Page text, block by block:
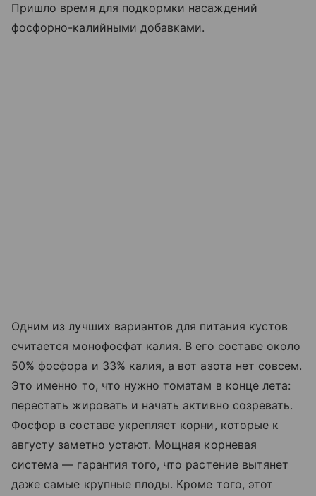
Пришло время для подкормки насаждений
фосфорно-калийными добавками.
Одним из лучших вариантов для питания кустов
считается монофосфат калия. В его составе около
50% фосфора и 33% калия, а вот азота нет совсем.
Это именно то, что нужно томатам в конце лета:
перестать жировать и начать активно созревать.
Фосфор в составе укрепляет корни, которые к
августу заметно устают. Мощная корневая
система — гарантия того, что растение вытянет
даже самые крупные плоды. Кроме того, этот